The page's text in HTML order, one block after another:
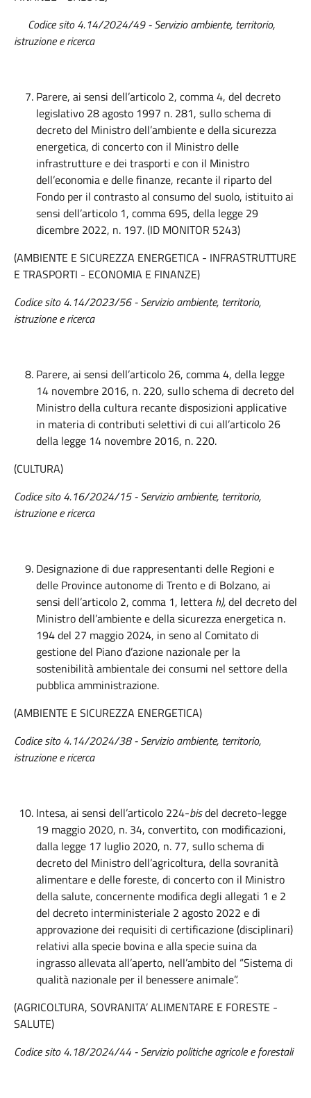
Codice sito 4.14/2024/49 - Servizio ambiente, territorio,
istruzione e ricerca
Parere, ai sensi dell’articolo 2, comma 4, del decreto
legislativo 28 agosto 1997 n. 281, sullo schema di
decreto del Ministro dell’ambiente e della sicurezza
energetica, di concerto con il Ministro delle
infrastrutture e dei trasporti e con il Ministro
dell’economia e delle finanze, recante il riparto del
Fondo per il contrasto al consumo del suolo, istituito ai
sensi dell’articolo 1, comma 695, della legge 29
dicembre 2022, n. 197. (ID MONITOR 5243)
(AMBIENTE E SICUREZZA ENERGETICA - INFRASTRUTTURE
E TRASPORTI - ECONOMIA E FINANZE)
Codice sito 4.14/2023/56 - Servizio ambiente, territorio,
istruzione e ricerca
Parere, ai sensi dell’articolo 26, comma 4, della legge
14 novembre 2016, n. 220, sullo schema di decreto del
Ministro della cultura recante disposizioni applicative
in materia di contributi selettivi di cui all’articolo 26
della legge 14 novembre 2016, n. 220.
(CULTURA)
Codice sito 4.16/2024/15 - Servizio ambiente, territorio,
istruzione e ricerca
Designazione di due rappresentanti delle Regioni e
delle Province autonome di Trento e di Bolzano, ai
sensi dell’articolo 2, comma 1, lettera h),del decreto del
Ministro dell’ambiente e della sicurezza energetica n.
194 del 27 maggio 2024, in seno al Comitato di
gestione del Piano d’azione nazionale per la
sostenibilità ambientale dei consumi nel settore della
pubblica amministrazione.
(AMBIENTE E SICUREZZA ENERGETICA)
Codice sito 4.14/2024/38 - Servizio ambiente, territorio,
istruzione e ricerca
Intesa, ai sensi dell’articolo 224-bisdel decreto-legge
19 maggio 2020, n. 34, convertito, con modificazioni,
dalla legge 17 luglio 2020, n. 77, sullo schema di
decreto del Ministro dell’agricoltura, della sovranità
alimentare e delle foreste, di concerto con il Ministro
della salute, concernente modifica degli allegati 1 e 2
del decreto interministeriale 2 agosto 2022 e di
approvazione dei requisiti di certificazione (disciplinari)
relativi alla specie bovina e alla specie suina da
ingrasso allevata all’aperto, nell’ambito del “Sistema di
qualità nazionale per il benessere animale”.
(AGRICOLTURA, SOVRANITA’ ALIMENTARE E FORESTE -
SALUTE)
Codice sito 4.18/2024/44 - Servizio politiche agricole e forestali